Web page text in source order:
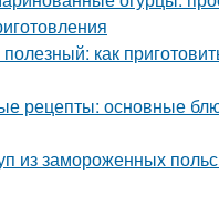
как
рецепты: основные
из замороженных